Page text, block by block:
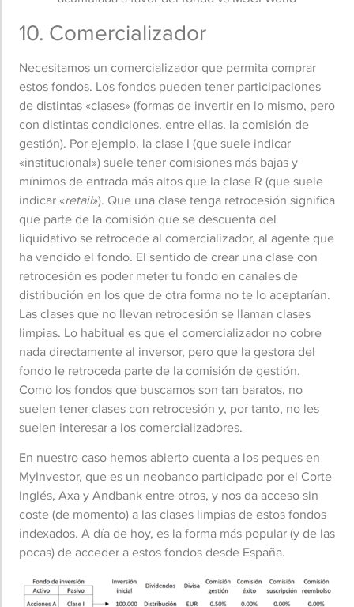
10. Comercializador
Necesitamos un comercializador que permita comprar
estos fondos. Los fondos pueden tener participaciones
de distintas «clases» (formas de invertir en lo mismo, pero
con distintas condiciones, entre ellas, la comisión de
gestión). Por ejemplo, la clase I (que suele indicar
«institucional») suele tener comisiones más bajas y
mínimos de entrada más altos que la clase R (que suele
indicar «retail»). Que una clase tenga retrocesión significa
que parte de la comisión que se descuenta del
liquidativo se retrocede al comercializador, al agente que
ha vendido el fondo. El sentido de crear una clase con
retrocesión es poder meter tu fondo en canales de
distribución en los que de otra forma no te lo aceptarían.
Las clases que no llevan retrocesión se llaman clases
limpias. Lo habitual es que el comercializador no cobre
nada directamente al inversor, pero que la gestora del
fondo le retroceda parte de la comisión de gestión.
Como los fondos que buscamos son tan baratos, no
suelen tener clases con retrocesión y, por tanto, no les
suelen interesar a los comercializadores.
En nuestro caso hemos abierto cuenta a los peques en
MyInvestor, que es un neobanco participado por el Corte
Inglés, Axa y Andbank entre otros, y nos da acceso sin
coste (de momento) a las clases limpias de estos fondos
indexados. A día de hoy, es la forma más popular (y de las
pocas) de acceder a estos fondos desde España.